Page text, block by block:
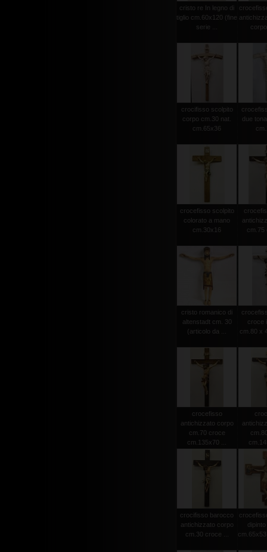
cristo re In legno di
tiglio cm.60x120 (fine
serie ...
crocifisso scolpito
corpo cm.30 nat.
cm.65x36
due
crocefisso scolpito
colorato a mano
cm.30x16
cm.75
cristo romanico di
altenstadt cm. 30
(articolo da ...
croce
cm.80 x
crocefisso
antichizzato corpo
cm.70 croce
cm.135x70 ...
crocifisso barocco
antichizzato corpo
cm.30 croce ...